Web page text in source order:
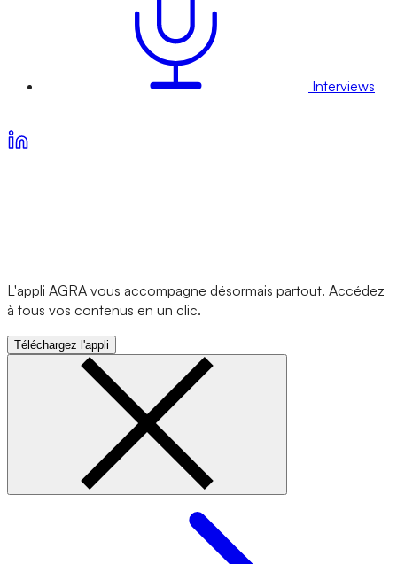
Interviews
L'appli AGRA vous accompagne désormais partout. Accédez
à tous vos contenus en un clic.
Téléchargez l'appli